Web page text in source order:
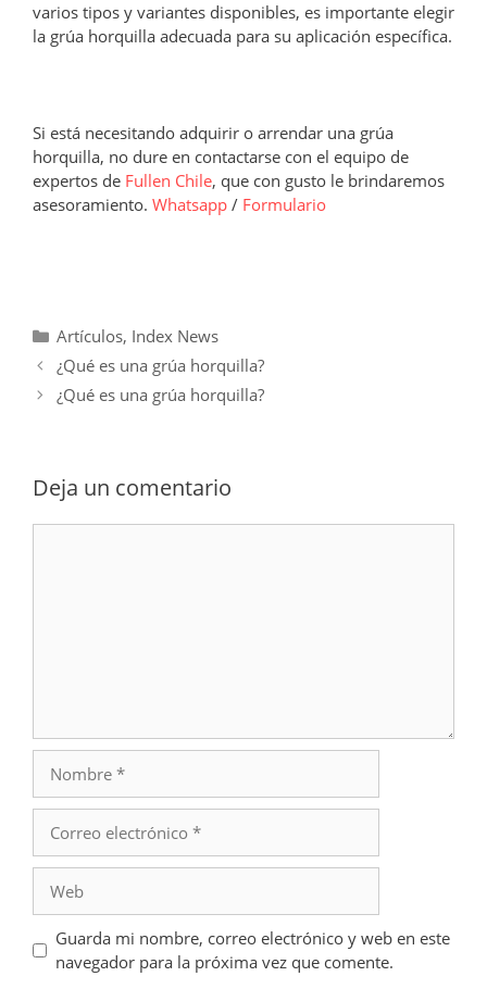
varios tipos y variantes disponibles, es importante elegir
la grúa horquilla adecuada para su aplicación específica.
Si está necesitando adquirir o arrendar una grúa
horquilla, no dure en contactarse con el equipo de
expertos de Fullen Chile, que con gusto le brindaremos
asesoramiento. Whatsapp / Formulario
Categorías
Artículos, Index News
¿Qué es una grúa horquilla?
¿Qué es una grúa horquilla?
Deja un comentario
electrónico
Guarda mi nombre, correo electrónico y web en este
navegador para la próxima vez que comente.